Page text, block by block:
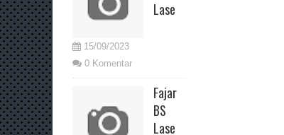
Lase
15/09/2023
0 Komentar
Fajar
BS
Lase